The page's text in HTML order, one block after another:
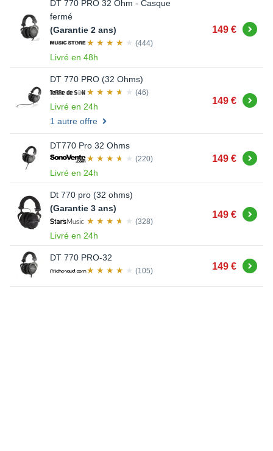
DT 770 PRO 32 Ohm - Casque
fermé
(Garantie 2 ans)
(444)
Livré en 48h
149 € Acheter
DT 770 PRO (32 Ohms)
(46)
Livré en 24h
149 €
1 autre offre
Acheter
DT770 Pro 32 Ohms
(220)
Livré en 24h
149 € Acheter
Dt 770 pro (32 ohms)
(Garantie 3 ans)
(328)
Livré en 24h
149 € Acheter
DT 770 PRO-32
(105) 149 € Acheter